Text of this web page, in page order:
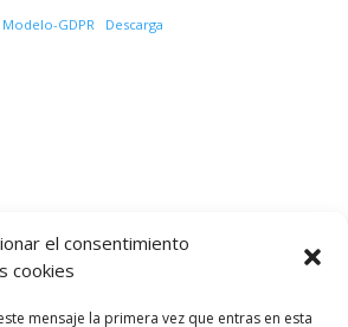
el consentimiento
cookies
mensaje la primera vez que entras en esta
Modelo-GDPR Descarga